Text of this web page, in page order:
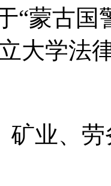
“蒙古
大学法
矿业、